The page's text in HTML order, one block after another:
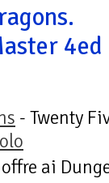
4ed
- Twenty
ai